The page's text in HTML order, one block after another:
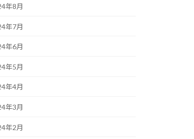
年8月
年7月
年6月
年5月
年4月
年3月
年2月